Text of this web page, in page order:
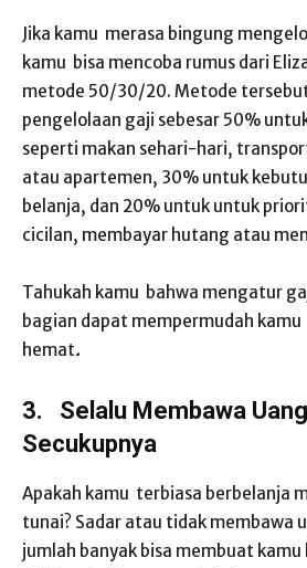
Jika kamu merasa bingung
kamu bisa mencoba rumus dari
metode 50/30/20. Metode
pengelolaan gaji sebesar 50%
seperti makan sehari-hari,
atau apartemen, 30% untuk
belanja, dan 20% untuk untuk
cicilan, membayar hutang atau
Tahukah kamu bahwa mengatur
bagian dapat mempermudah
hemat.
3. Selalu Membawa
Secukupnya
Apakah kamu terbiasa berbelanja
tunai? Sadar atau tidak membawa
jumlah banyak bisa membuat kamu